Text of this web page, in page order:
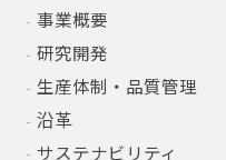
事業概要
研究開発
生産体制・品質管理
沿革
サステナビリティ